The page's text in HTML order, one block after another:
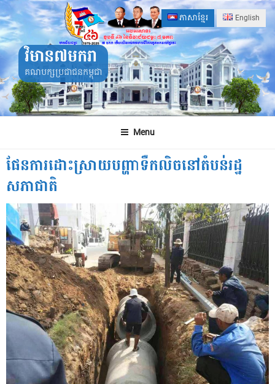
Skip
to
content
ភាសាខ្មែរ English
វិមាន៧មករា
គណបក្សប្រជាជនកម្ពុជា
Menu
ផែនការដោះស្រាយបព្ហាាទឺកលិចនៅតំបន់រដ្ឋ
សភាជាតិ